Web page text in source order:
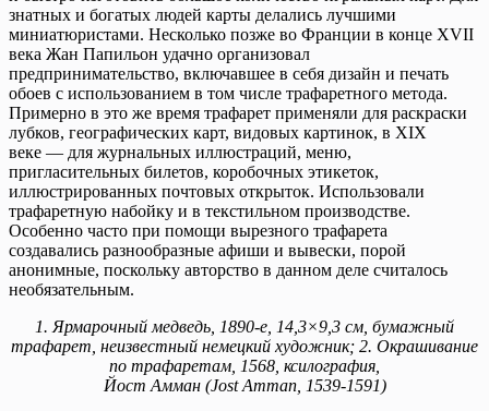
знатных и богатых людей карты делались лучшими
миниатюристами. Несколько позже во Франции в конце XVII
века Жан Папильон удачно организовал
предпринимательство, включавшее в себя дизайн и печать
обоев с использованием в том числе трафаретного метода.
Примерно в это же время трафарет применяли для раскраски
лубков, географических карт, видовых картинок, в XIX
веке — для журнальных иллюстраций, меню,
пригласительных билетов, коробочных этикеток,
иллюстрированных почтовых открыток. Использовали
трафаретную набойку и в текстильном производстве.
Особенно часто при помощи вырезного трафарета
создавались разнообразные афиши и вывески, порой
анонимные, поскольку авторство в данном деле считалось
необязательным.
1. Ярмарочный медведь, 1890-е, 14,3×9,3 см, бумажный
трафарет, неизвестный немецкий художник; 2. Окрашивание
по трафаретам, 1568, ксилография,
Йост Амман (Jost Amman, 1539-1591)